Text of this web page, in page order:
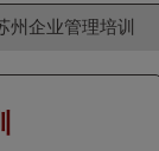
航
州企业管理培训